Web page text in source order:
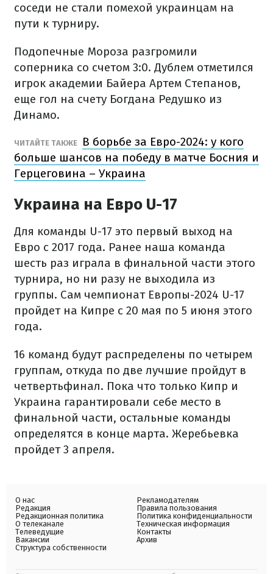
соседи не стали помехой украинцам на
пути к турниру.
Подопечные Мороза разгромили
соперника со счетом 3:0. Дублем отметился
игрок академии Байера Артем Степанов,
еще гол на счету Богдана Редушко из
Динамо.
ЧИТАЙТЕ ТАКЖЕ
В борьбе за Евро-2024: у кого
больше шансов на победу в матче Босния и
Герцеговина – Украина
Украина на Евро U-17
Для команды U-17 это первый выход на
Евро с 2017 года. Ранее наша команда
шесть раз играла в финальной части этого
турнира, но ни разу не выходила из
группы. Сам чемпионат Европы-2024 U-17
пройдет на Кипре с 20 мая по 5 июня этого
года.
16 команд будут распределены по четырем
группам, откуда по две лучшие пройдут в
четвертьфинал. Пока что только Кипр и
Украина гарантировали себе место в
финальной части, остальные команды
определятся в конце марта. Жеребьевка
пройдет 3 апреля.
О нас
Редакция
Редакционная политика
О телеканале
Телеведущие
Вакансии
Структура собственности
Рекламодателям
Правила пользования
Политика конфиденциальности
Техническая информация
Контакты
Архив